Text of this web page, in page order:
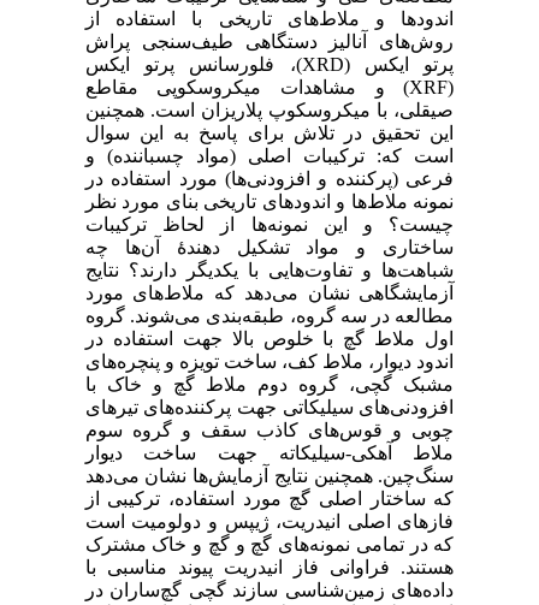
اندود‌ها و ملاط‌های تاریخی با استفاده از
روش‌های آنالیز دستگاهی طیف‌سنجی پراش
پرتو ایکس (XRD)، فلورسانس پرتو ایکس
(XRF) و مشاهدات میکروسکوپی مقاطع
صیقلی، با میکروسکوپ پلاریزان است. همچنین
این تحقیق در تلاش برای پاسخ به این سوال
است که: ترکیبات اصلی (مواد چسباننده) و
فرعی (پرکننده و افزودنی‌ها) مورد استفاده در
نمونه ملاط‌ها و اندود‌های تاریخی بنای مورد نظر
چیست؟ و این نمونه‌ها از لحاظ ترکیبات
ساختاری و مواد تشکیل دهندۀ آن‌ها چه
شباهت‌ها و تفاوت‌هایی با یکدیگر دارند؟ نتایج
آزمایشگاهی نشان می‌دهد که ملاط‌های مورد
مطالعه در سه گروه، طبقه‌بندی می‌شوند. گروه
اول ملاط گچ با خلوص بالا جهت استفاده در
اندود دیوار، ملاط کف، ساخت تویزه و پنچره‌های
مشبک گچی، گروه دوم ملاط گچ و خاک با
افزودنی‌‌های سیلیکاتی جهت پرکننده‌های تیر‌های
چوبی و قوس‌های کاذب سقف و گروه سوم
ملاط آهکی-سیلیکاته جهت ساخت دیوار
سنگ‌چین. همچنین نتایج آزمایش‌ها نشان می‌دهد
که ساختار اصلی گچ مورد استفاده، ترکیبی از
فاز‌های اصلی انیدریت، ژیپس و دولومیت است
که در تمامی نمونه‌های گچ و گچ و خاک مشترک
هستند. فراوانی فاز انیدریت پیوند مناسبی با
داده‌های زمین‌شناسی سازند گچی گچ‌ساران در